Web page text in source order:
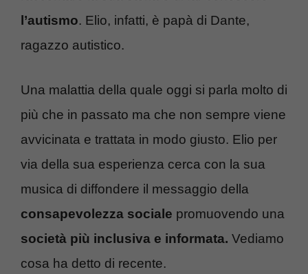
l’autismo. Elio, infatti, è papà di Dante,
ragazzo autistico.
Una malattia della quale oggi si parla molto di
più che in passato ma che non sempre viene
avvicinata e trattata in modo giusto. Elio per
via della sua esperienza cerca con la sua
musica di diffondere il messaggio della
consapevolezza sociale promuovendo una
società più inclusiva e informata. Vediamo
cosa ha detto di recente.